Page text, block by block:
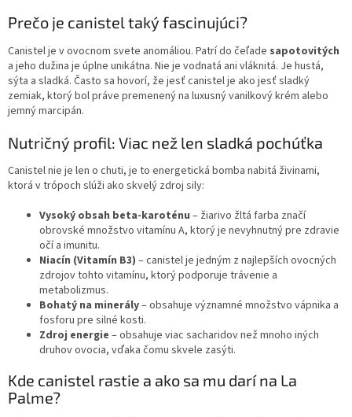
Prečo je canistel taký fascinujúci?
Canistel je v ovocnom svete anomáliou. Patrí do čeľade sapotovitých
a jeho dužina je úplne unikátna. Nie je vodnatá ani vláknitá. Je hustá,
sýta a sladká. Často sa hovorí, že jesť canistel je ako jesť sladký
zemiak, ktorý bol práve premenený na luxusný vanilkový krém alebo
jemný marcipán.
Nutričný profil: Viac než len sladká pochúťka
Canistel nie je len o chuti, je to energetická bomba nabitá živinami,
ktorá v trópoch slúži ako skvelý zdroj sily:
Vysoký obsah beta-karoténu – žiarivo žltá farba značí
obrovské množstvo vitamínu A, ktorý je nevyhnutný pre zdravie
očí a imunitu.
Niacín (Vitamín B3) – canistel je jedným z najlepších ovocných
zdrojov tohto vitamínu, ktorý podporuje trávenie a
metabolizmus.
Bohatý na minerály– obsahuje významné množstvo vápnika a
fosforu pre silné kosti.
Zdroj energie – obsahuje viac sacharidov než mnoho iných
druhov ovocia, vďaka čomu skvele zasýti.
Kde canistel rastie a ako sa mu darí na La
Palme?